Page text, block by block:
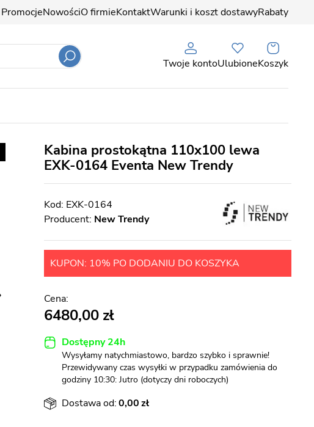
PromocjeNowościO firmieKontaktWarunki i koszt dostawyRabaty
Twoje kontoUlubioneKoszyk
Kabina prostokątna 110x100 lewa
EXK-0164 Eventa New Trendy
EXK-0164
Producent: New Trendy
KUPON: 10% PO DODANIU DO KOSZYKA
6480,00
Dostępny 24h
Wysyłamy natychmiastowo, bardzo szybko i sprawnie!
Przewidywany czas wysyłki w przypadku zamówienia do
godziny 10:30: Jutro (dotyczy dni roboczych)
Dostawa od:0,00